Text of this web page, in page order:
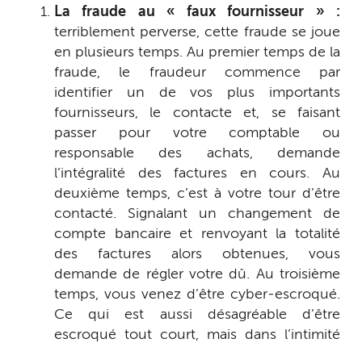
La fraude au « faux fournisseur » :
terriblement perverse, cette fraude se joue
en plusieurs temps. Au premier temps de la
fraude, le fraudeur commence par
identifier un de vos plus importants
fournisseurs, le contacte et, se faisant
passer pour votre comptable ou
responsable des achats, demande
l’intégralité des factures en cours. Au
deuxième temps, c’est à votre tour d’être
contacté. Signalant un changement de
compte bancaire et renvoyant la totalité
des factures alors obtenues, vous
demande de régler votre dû. Au troisième
temps, vous venez d’être cyber-escroqué.
Ce qui est aussi désagréable d’être
escroqué tout court, mais dans l’intimité